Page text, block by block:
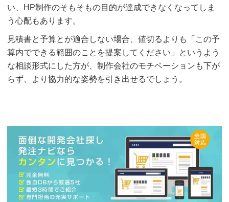
い、HP制作のそもそもの目的が達成できなくなってしま
う心配もあります。
見積書と予算とが適合しない場合、値切るよりも「この予
算内でできる範囲のことを提案してください」というよう
な相談形式にした方が、制作会社のモチベーションも下が
らず、より協力的な姿勢を引き出せるでしょう。